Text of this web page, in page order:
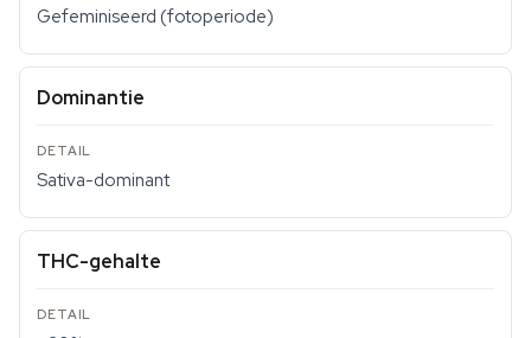
Gefeminiseerd (fotoperiode)
Dominantie
Sativa-dominant
THC-gehalte